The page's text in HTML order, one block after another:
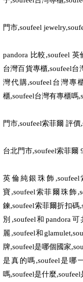
門市,soufeel
pandora 比較,soufeel 英
台灣百貨專櫃,soufeel台
灣代購,soufeel 台灣專
櫃,soufeel台灣有專櫃嗎
門市,soufeel索菲爾 評價
台北門市,soufeel索菲爾
英倫純銀珠飾 ,soufeel
寶,soufeel索菲爾珠飾
鍊,soufeel索菲爾折扣碼
別 ,soufeel和pandora 可
麗 ,soufeel和
牌,soufeel是哪個國家
是真的嗎,soufeel是哪
嗎,soufeel是什麼,soufeel